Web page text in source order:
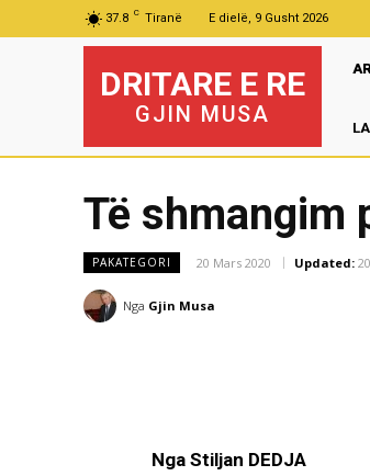
37.8 C Tiranë E dielë, 9 Gusht 2026
DRITARE E RE
GJIN MUSA
Të shmangim
PAKATEGORI 20 Mars 2020 Updated:
Nga Gjin Musa
Nga Stiljan DEDJA